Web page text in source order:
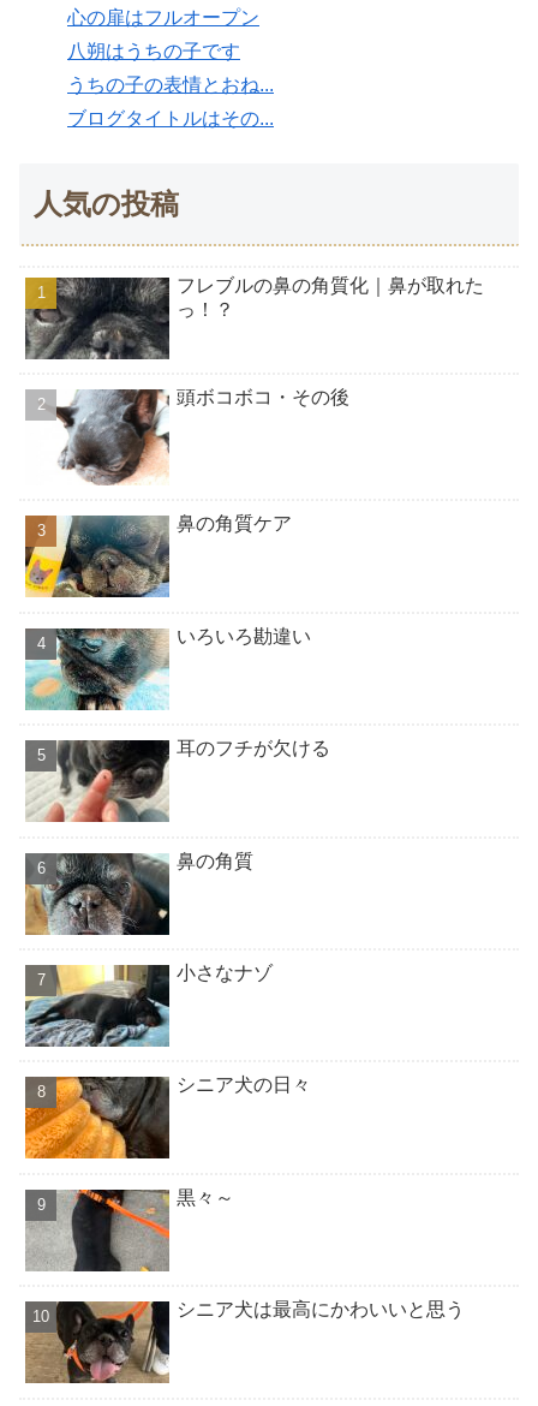
心の扉はフルオープン
八朔はうちの子です
うちの子の表情とおね...
ブログタイトルはその...
人気の投稿
フレブルの鼻の角質化｜鼻が取れた
っ！？
頭ボコボコ・その後
鼻の角質ケア
いろいろ勘違い
耳のフチが欠ける
鼻の角質
小さなナゾ
シニア犬の日々
黒々～
シニア犬は最高にかわいいと思う